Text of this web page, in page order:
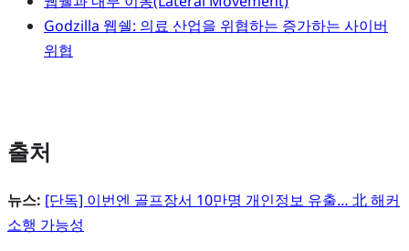
Godzilla 웹쉘: 의료 산업을 위협하는 증가하는 사이버
위협
출처
뉴스: [단독] 이번엔 골프장서 10만명 개인정보 유출… 北 해커
소행 가능성